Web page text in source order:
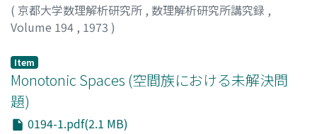
( 京都大学数理解析研究所 , 数理解析研究所講究録 ,
Volume 194 , 1973 )
Item
Monotonic Spaces (空間族における未解決問
題)
0194-1.pdf(2.1 MB)